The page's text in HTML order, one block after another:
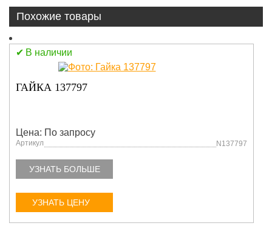
Похожие товары
В наличии
ГАЙКА 137797
Цена: По запросу
Артикул N137797
УЗНАТЬ БОЛЬШЕ
УЗНАТЬ ЦЕНУ